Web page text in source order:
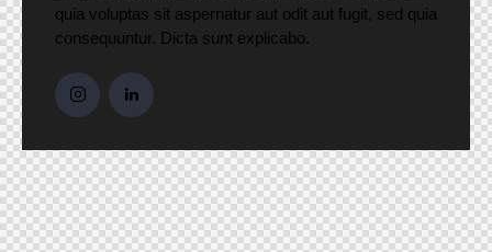
quia voluptas sit aspernatur aut odit aut fugit, sed quia
consequuntur. Dicta sunt explicabo.